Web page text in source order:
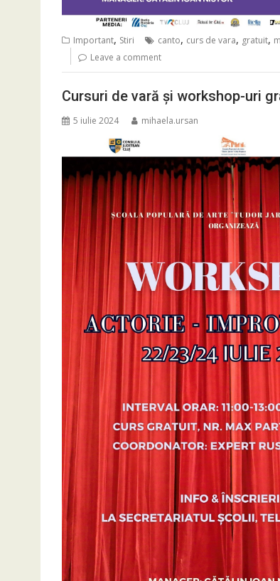
Important, Stiri canto, curs de vara, gratuit,
Leave a comment
Cursuri de vară și workshop-uri
5 iulie 2024 mihaela.ursan